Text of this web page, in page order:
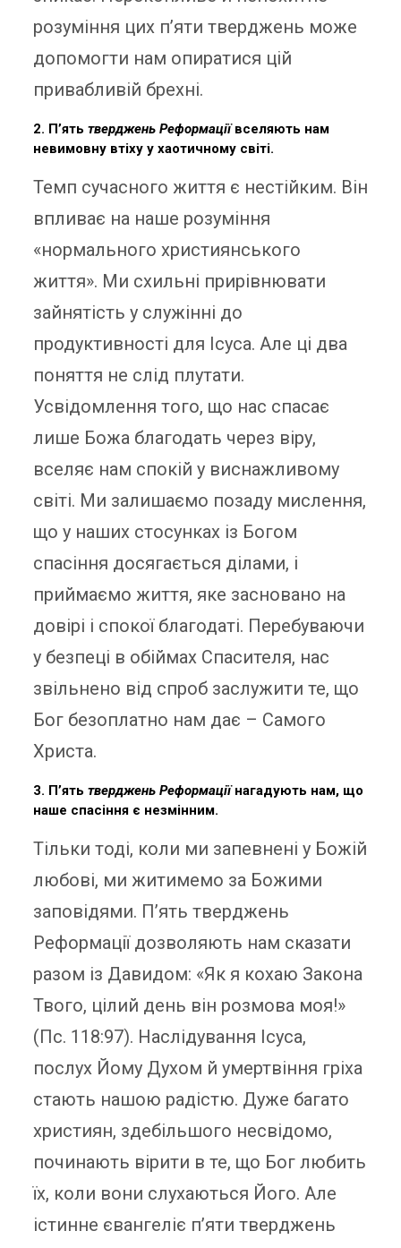
розуміння цих п’яти тверджень може
допомогти нам опиратися цій
привабливій брехні.
2. П’ять тверджень Реформаціївселяють нам
невимовну втіху у хаотичному світі.
Темп сучасного життя є нестійким. Він
впливає на наше розуміння
«нормального християнського
життя». Ми схильні прирівнювати
зайнятість у служінні до
продуктивності для Ісуса. Але ці два
поняття не слід плутати.
Усвідомлення того, що нас спасає
лише Божа благодать через віру,
вселяє нам спокій у виснажливому
світі. Ми залишаємо позаду мислення,
що у наших стосунках із Богом
спасіння досягається ділами, і
приймаємо життя, яке засновано на
довірі і спокої благодаті. Перебуваючи
у безпеці в обіймах Спасителя, нас
звільнено від спроб заслужити те, що
Бог безоплатно нам дає – Самого
Христа.
3. П’ять тверджень Реформаціїнагадують нам, що
наше спасіння є незмінним.
Тільки тоді, коли ми запевнені у Божій
любові, ми житимемо за Божими
заповідями. П’ять тверджень
Реформації дозволяють нам сказати
разом із Давидом: «Як я кохаю Закона
Твого, цілий день він розмова моя!»
(Пс. 118:97). Наслідування Ісуса,
послух Йому Духом й умертвіння гріха
стають нашою радістю. Дуже багато
християн, здебільшого несвідомо,
починають вірити в те, що Бог любить
їх, коли вони слухаються Його. Але
істинне євангеліє п’яти тверджень